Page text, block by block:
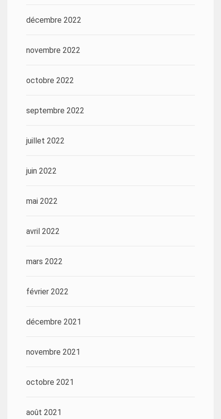
décembre 2022
novembre 2022
octobre 2022
septembre 2022
juillet 2022
juin 2022
mai 2022
avril 2022
mars 2022
février 2022
décembre 2021
novembre 2021
octobre 2021
août 2021